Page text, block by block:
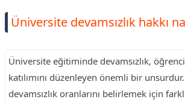
Üniversite devamsızlık hakkı
Üniversite eğitiminde devamsızlık,
katılımını düzenleyen önemli bir
devamsızlık oranlarını belirlemek için